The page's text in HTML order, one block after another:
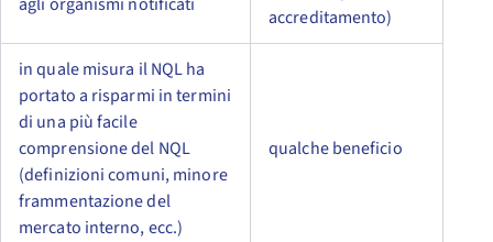
accreditamento)
in quale misura il NQL ha
portato a risparmi in termini
di una più facile
comprensione del NQL
(definizioni comuni, minore
frammentazione del
mercato interno, ecc.)
qualche beneficio